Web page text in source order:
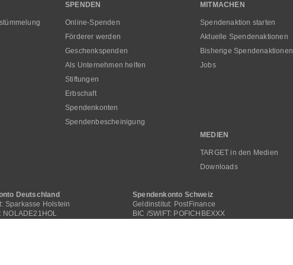
SPENDEN
Online-Spenden
Förderer werden
Geschenkspenden
Als Unternehmen helfen
Stiftungen
Erbschaft
Spendenkonten
Spendenbescheinigung
MITMACHEN
Spendenaktion starten
Aktuelle Spendenaktionen
Bisherige Spendenaktionen
Jobs
MEDIEN
TARGET in den Medien
Downloads
Deutschland
Sparkasse Holstein
NOLADE21HOL
Spendenkonto Schweiz
Geldinstitut: PostFinance
BIC /SWIFT: POFICHBEXXX